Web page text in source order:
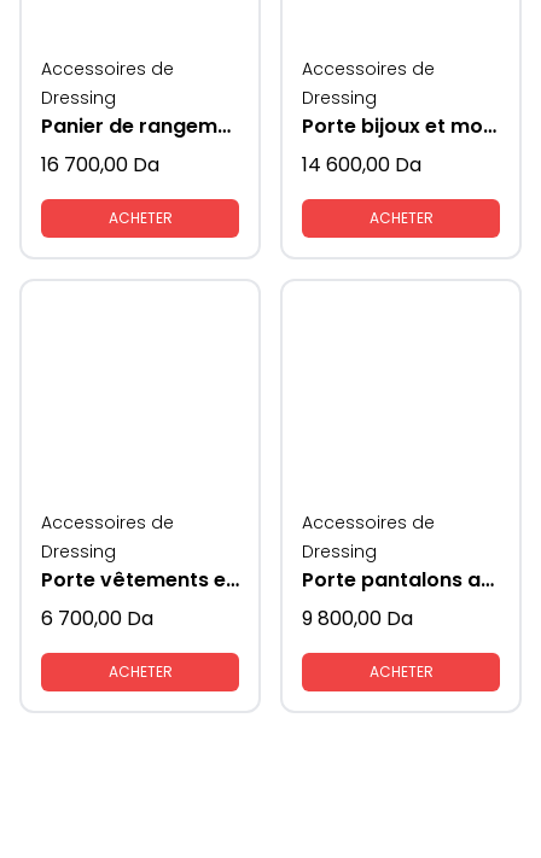
Accessoires de
Dressing
Panier de rangement ( Moka) kAV
16 700,00 Da
ACHETER
Accessoires de
Dressing
Porte bijoux et montres en cuir retractable supeni
14 600,00 Da
ACHETER
Accessoires de
Dressing
Porte vêtements extractible Supeni
6 700,00 Da
ACHETER
Accessoires de
Dressing
Porte pantalons anthracite
9 800,00 Da
ACHETER